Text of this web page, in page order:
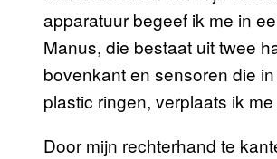
apparatuur begeef ik me in
Manus, die bestaat uit twee
bovenkant en sensoren die
plastic ringen, verplaats ik
Door mijn rechterhand te